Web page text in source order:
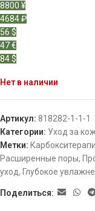
8800 ¥
4684 ₽
56 $
47 €
84 $
Нет в наличии
Артикул: 818282-1-1-1
Категории: Уход за
Метки:
Расширенные поры,
уход, Глубокое
Поделиться: